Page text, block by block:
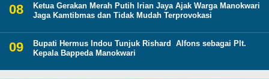
Ketua Gerakan Merah Putih Irian Jaya Ajak Warga Manokwari
Jaga Kamtibmas dan Tidak Mudah Terprovokasi
Bupati Hermus Indou Tunjuk Rishard Alfons sebagai Plt.
Kepala Bappeda Manokwari